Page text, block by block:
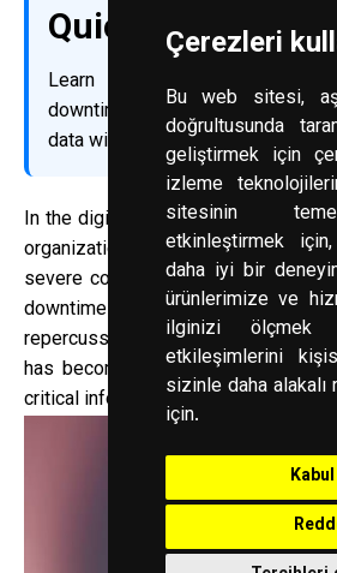
Çerezleri
Bu web sitesi,
doğrultusunda
geliştirmek için
izleme
sitesinin
etkinleştirmek için,
daha iyi bir
ürünlerimize ve
ilginizi ölçmek
etkileşimlerini
sizinle daha alakalı
için.
Quick answer
Learn how automatic
downtime, supports compliance
data with tested cloud restore
In the digital age, data is the
organizations. Losing even a
severe consequences, ranging from
downtime to reputational
repercussions. That's why
has become an essential practice
critical information stored